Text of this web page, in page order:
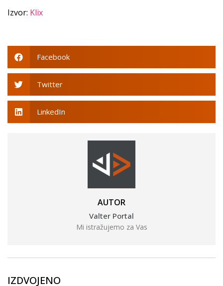
Izvor: Klix
Facebook
Twitter
LinkedIn
AUTOR
Valter Portal
Mi istražujemo za Vas
IZDVOJENO